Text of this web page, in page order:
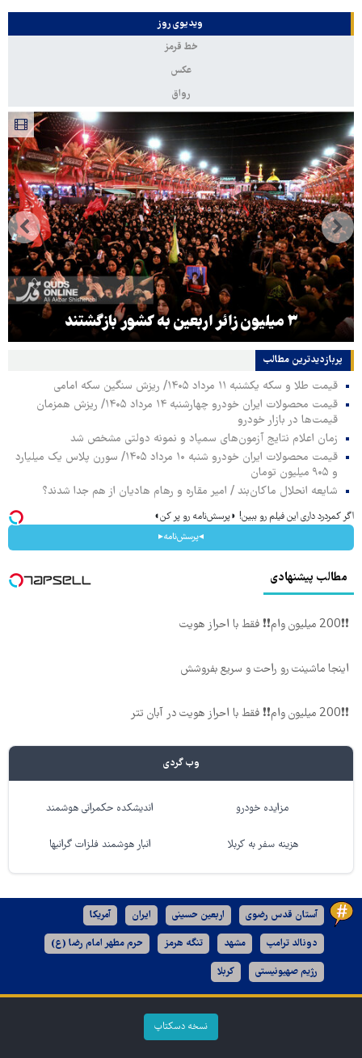
ویدیوی روز
خط قرمز
عکس
رواق
۳ میلیون زائر اربعین به کشور بازگشتند
پربازدیدترین‌ مطالب
قیمت طلا و سکه یکشنبه ۱۱ مرداد ۱۴۰۵/ ریزش سنگین سکه امامی
قیمت محصولات ایران خودرو چهارشنبه ۱۴ مرداد ۱۴۰۵/ ریزش همزمان
قیمت‌ها در بازار خودرو
زمان اعلام نتایج آزمون‌های سمپاد و نمونه دولتی مشخص شد
قیمت محصولات ایران خودرو شنبه ۱۰ مرداد ۱۴۰۵/ سورن پلاس یک میلیارد
و ۹۰۵ میلیون تومان
شایعه انحلال ماکان‌بند / امیر مقاره و رهام هادیان از هم جدا شدند؟
اگر کمردرد داری این فیلم رو ببین! ◗پرسش‌نامه رو پر کن◖
◂پرسش‌نامه▸
مطالب پیشنهادی
❗❗200 میلیون وام❗❗ فقط با احراز هویت
اینجا ماشینت رو راحت و سریع بفروشش
❗❗200 میلیون وام❗❗ فقط با احراز هویت در آبان تتر
وب گردی
مزایده خودرو اندیشکده حکمرانی هوشمند
هزینه سفر به کربلا انبار هوشمند فلزات گرانبها
آستان قدس رضوی اربعین حسینی ایران آمریکا
دونالد ترامپ مشهد تنگه هرمز حرم مطهر امام رضا (ع)
رژیم صهیونیستی کربلا
نسخه دسکتاپ